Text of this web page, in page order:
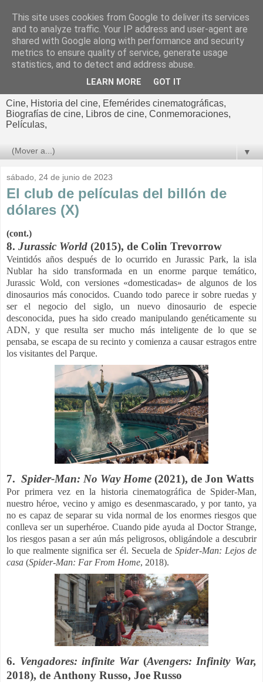
El cultural
cinematográfico de Jorge
Cine, Historia del cine, Efemérides cinematográficas,
Biografías de cine, Libros de cine, Conmemoraciones,
Películas,
▼
sábado, 24 de junio de 2023
El club de películas del billón de
dólares (X)
(cont.)
8. Jurassic World (2015), de Colin Trevorrow
Veintidós años después de lo ocurrido en Jurassic Park, la isla
Nublar ha sido transformada en un enorme parque temático,
Jurassic Wold, con versiones «domesticadas» de algunos de los
dinosaurios más conocidos. Cuando todo parece ir sobre ruedas y
ser el negocio del siglo, un nuevo dinosaurio de especie
desconocida, pues ha sido creado manipulando genéticamente su
ADN, y que resulta ser mucho más inteligente de lo que se
pensaba, se escapa de su recinto y comienza a causar estragos entre
los visitantes del Parque.
7. Spider-Man: No Way Home (2021), de Jon Watts
Por primera vez en la historia cinematográfica de Spider-Man,
nuestro héroe, vecino y amigo es desenmascarado, y por tanto, ya
no es capaz de separar su vida normal de los enormes riesgos que
conlleva ser un superhéroe. Cuando pide ayuda al Doctor Strange,
los riesgos pasan a ser aún más peligrosos, obligándole a descubrir
lo que realmente significa ser él. Secuela de Spider-Man: Lejos de
casa (Spider-Man: Far From Home, 2018).
6. Vengadores: infinite War (Avengers: Infinity War,
2018), de Anthony Russo, Joe Russo
This site uses cookies from Google to deliver its services
and to analyze traffic. Your IP address and user-agent are
shared with Google along with performance and security
metrics to ensure quality of service, generate usage
statistics, and to detect and address abuse.
LEARN MORE GOT IT